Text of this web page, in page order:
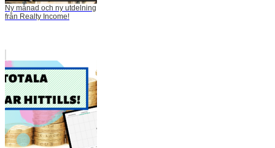
Ny månad och ny utdelning
från Realty Income!